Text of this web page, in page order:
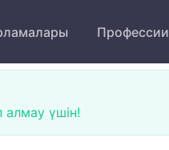
Профессии
алмау үшін!